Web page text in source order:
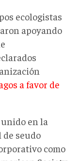
ecologistas
apoyando
a favor de
en la
seudo
como